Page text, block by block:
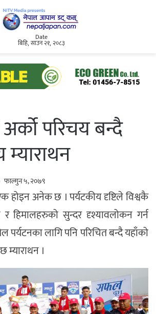
Date
बिहि, साउन २१, २०८३
परिचय बन्दै
म्याराथन
फाल्गुन ५, २०७९
होइन अनेक छ । पर्यटकीय दृष्टिले विश्वकै
हिमालहरुको सुन्दर दृश्यावलोकन गर्न
लागि पनि परिचित बन्दै यहाँको
म्याराथन ।